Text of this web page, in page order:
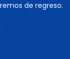
de regreso.